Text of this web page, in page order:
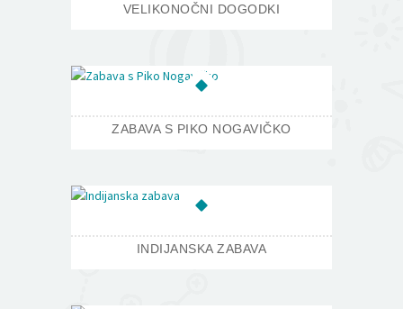
VELIKONOČNI DOGODKI
ZABAVA S PIKO NOGAVIČKO
INDIJANSKA ZABAVA